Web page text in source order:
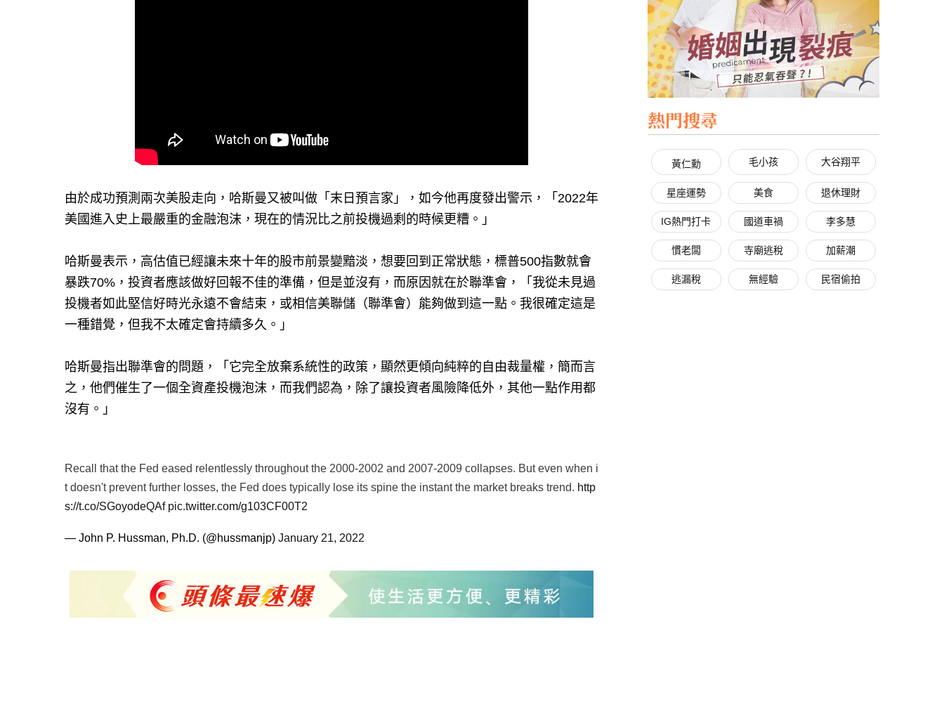
由於成功預測兩次美股走向，哈斯曼又被叫做「末日預言家」，如今他再度發出警示，「2022年
美國進入史上最嚴重的金融泡沫，現在的情況比之前投機過剩的時候更糟。」
哈斯曼表示，高估值已經讓未來十年的股市前景變黯淡，想要回到正常狀態，標普500指數就會
暴跌70%，投資者應該做好回報不佳的準備，但是並沒有，而原因就在於聯準會，「我從未見過
投機者如此堅信好時光永遠不會結束，或相信美聯儲（聯準會）能夠做到這一點。我很確定這是
一種錯覺，但我不太確定會持續多久。」
哈斯曼指出聯準會的問題，「它完全放棄系統性的政策，顯然更傾向純粹的自由裁量權，簡而言
之，他們催生了一個全資產投機泡沫，而我們認為，除了讓投資者風險降低外，其他一點作用都
沒有。」
Recall that the Fed eased relentlessly throughout the 2000-2002 and 2007-2009 collapses. But even when i
t doesn't prevent further losses, the Fed does typically lose its spine the instant the market breaks trend. http
s://t.co/SGoyodeQAf pic.twitter.com/g103CF00T2
— John P. Hussman, Ph.D. (@hussmanjp) January 21, 2022
熱門搜尋
黃仁勳 毛小孩 大谷翔平
星座運勢 美食 退休理財
IG熱門打卡 國道車禍 李多慧
慣老闆 寺廟逃稅 加薪潮
逃漏稅 無經驗 民宿偷拍